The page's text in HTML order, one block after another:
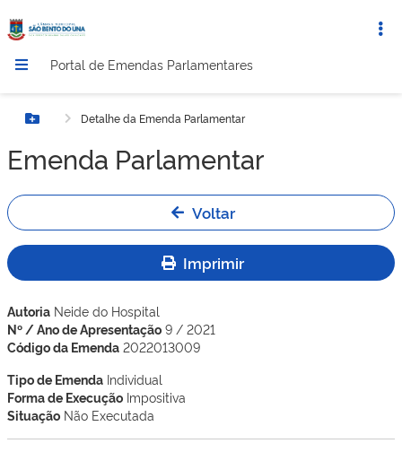
Portal de Emendas Parlamentares
Botão MenuDetalhe da Emenda Parlamentar
Emenda Parlamentar
Voltar
Imprimir
Autoria Neide do Hospital
Nº / Ano de Apresentação 9 / 2021
Código da Emenda 2022013009
Tipo de Emenda Individual
Forma de Execução Impositiva
Situação Não Executada